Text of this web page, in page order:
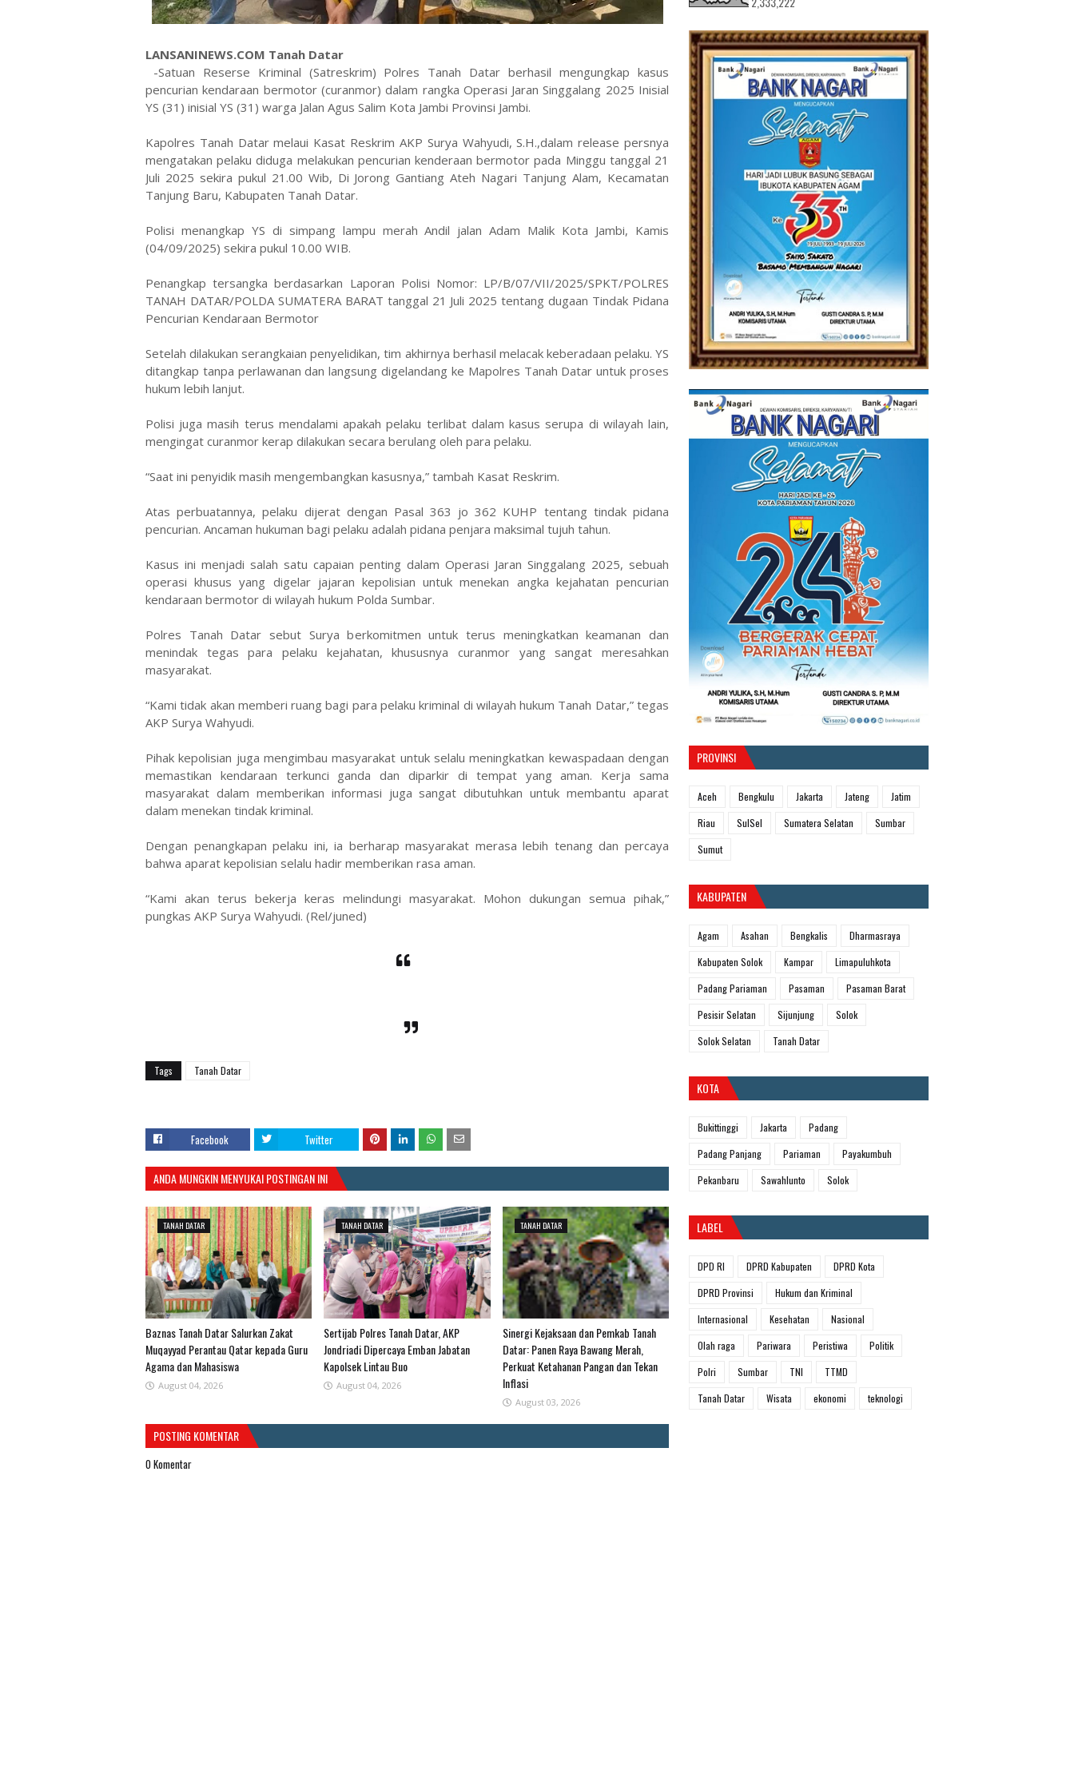
LANSANINEWS.COM Tanah Datar
-Satuan Reserse Kriminal (Satreskrim) Polres Tanah Datar berhasil mengungkap kasus
pencurian kendaraan bermotor (curanmor) dalam rangka Operasi Jaran Singgalang 2025 Inisial
YS (31) inisial YS (31) warga Jalan Agus Salim Kota Jambi Provinsi Jambi.
Kapolres Tanah Datar melaui Kasat Reskrim AKP Surya Wahyudi, S.H.,dalam release persnya
mengatakan pelaku diduga melakukan pencurian kenderaan bermotor pada Minggu tanggal 21
Juli 2025 sekira pukul 21.00 Wib, Di Jorong Gantiang Ateh Nagari Tanjung Alam, Kecamatan
Tanjung Baru, Kabupaten Tanah Datar.
Polisi menangkap YS di simpang lampu merah Andil jalan Adam Malik Kota Jambi, Kamis
(04/09/2025) sekira pukul 10.00 WIB.
Penangkap tersangka berdasarkan Laporan Polisi Nomor: LP/B/07/VII/2025/SPKT/POLRES
TANAH DATAR/POLDA SUMATERA BARAT tanggal 21 Juli 2025 tentang dugaan Tindak Pidana
Pencurian Kendaraan Bermotor
Setelah dilakukan serangkaian penyelidikan, tim akhirnya berhasil melacak keberadaan pelaku. YS
ditangkap tanpa perlawanan dan langsung digelandang ke Mapolres Tanah Datar untuk proses
hukum lebih lanjut.
Polisi juga masih terus mendalami apakah pelaku terlibat dalam kasus serupa di wilayah lain,
mengingat curanmor kerap dilakukan secara berulang oleh para pelaku.
“Saat ini penyidik masih mengembangkan kasusnya,” tambah Kasat Reskrim.
Atas perbuatannya, pelaku dijerat dengan Pasal 363 jo 362 KUHP tentang tindak pidana
pencurian. Ancaman hukuman bagi pelaku adalah pidana penjara maksimal tujuh tahun.
Kasus ini menjadi salah satu capaian penting dalam Operasi Jaran Singgalang 2025, sebuah
operasi khusus yang digelar jajaran kepolisian untuk menekan angka kejahatan pencurian
kendaraan bermotor di wilayah hukum Polda Sumbar.
Polres Tanah Datar sebut Surya berkomitmen untuk terus meningkatkan keamanan dan
menindak tegas para pelaku kejahatan, khususnya curanmor yang sangat meresahkan
masyarakat.
“Kami tidak akan memberi ruang bagi para pelaku kriminal di wilayah hukum Tanah Datar,” tegas
AKP Surya Wahyudi.
Pihak kepolisian juga mengimbau masyarakat untuk selalu meningkatkan kewaspadaan dengan
memastikan kendaraan terkunci ganda dan diparkir di tempat yang aman. Kerja sama
masyarakat dalam memberikan informasi juga sangat dibutuhkan untuk membantu aparat
dalam menekan tindak kriminal.
Dengan penangkapan pelaku ini, ia berharap masyarakat merasa lebih tenang dan percaya
bahwa aparat kepolisian selalu hadir memberikan rasa aman.
“Kami akan terus bekerja keras melindungi masyarakat. Mohon dukungan semua pihak,”
pungkas AKP Surya Wahyudi. (Rel/juned)
Tags Tanah Datar
Facebook Twitter
ANDA MUNGKIN MENYUKAI POSTINGAN INI
TANAH DATAR
Baznas Tanah Datar Salurkan Zakat
Muqayyad Perantau Qatar kepada Guru
Agama dan Mahasiswa
August 04, 2026
TANAH DATAR
Sertijab Polres Tanah Datar, AKP
Jondriadi Dipercaya Emban Jabatan
Kapolsek Lintau Buo
August 04, 2026
TANAH DATAR
Sinergi Kejaksaan dan Pemkab Tanah
Datar: Panen Raya Bawang Merah,
Perkuat Ketahanan Pangan dan Tekan
Inflasi
August 03, 2026
POSTING KOMENTAR
0 Komentar
PROVINSI
Aceh Bengkulu Jakarta Jateng
Jatim
Riau
SulSel Sumatera Selatan
Sumbar
Sumut
KABUPATEN
Agam Asahan Bengkalis
Dharmasraya
Kabupaten Solok
Kampar
Limapuluhkota
Padang Pariaman
Pasaman
Pasaman Barat
Pesisir Selatan
Sijunjung
Solok
Solok Selatan
Tanah Datar
KOTA
Bukittinggi Jakarta
Padang
Padang Panjang
Pariaman
Payakumbuh
Pekanbaru
Sawahlunto Solok
LABEL
DPD RI DPRD Kabupaten
DPRD Kota
DPRD Provinsi
Hukum dan Kriminal
Internasional
Kesehatan
Nasional
Olah raga
Pariwara Peristiwa
Politik
Polri
Sumbar TNI
TTMD
Tanah Datar
Wisata ekonomi teknologi